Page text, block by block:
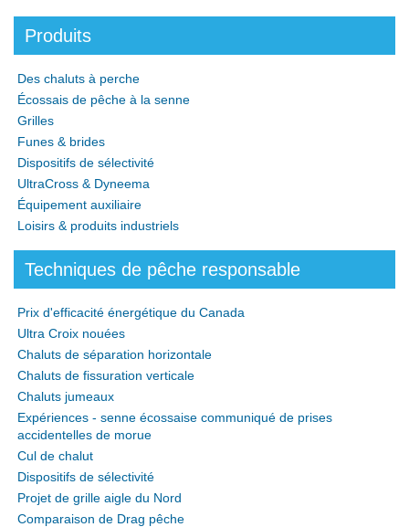
Produits
Des chaluts à perche
Écossais de pêche à la senne
Grilles
Funes & brides
Dispositifs de sélectivité
UltraCross & Dyneema
Équipement auxiliaire
Loisirs & produits industriels
Techniques de pêche responsable
Prix d'efficacité énergétique du Canada
Ultra Croix nouées
Chaluts de séparation horizontale
Chaluts de fissuration verticale
Chaluts jumeaux
Expériences - senne écossaise communiqué de prises
accidentelles de morue
Cul de chalut
Dispositifs de sélectivité
Projet de grille aigle du Nord
Comparaison de Drag pêche